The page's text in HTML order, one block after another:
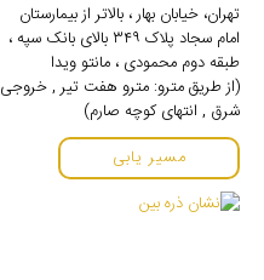
تهران، خیابان بهار ، بالاتر از بیمارستان
امام سجاد پلاک ۳۴۹ بالای بانک سپه ،
طبقه دوم محمودی ، مانتو ویدا
(از طریق مترو: مترو هفت تیر , خروجی
شرق , انتهای کوچه صارم)
مسیر یابی